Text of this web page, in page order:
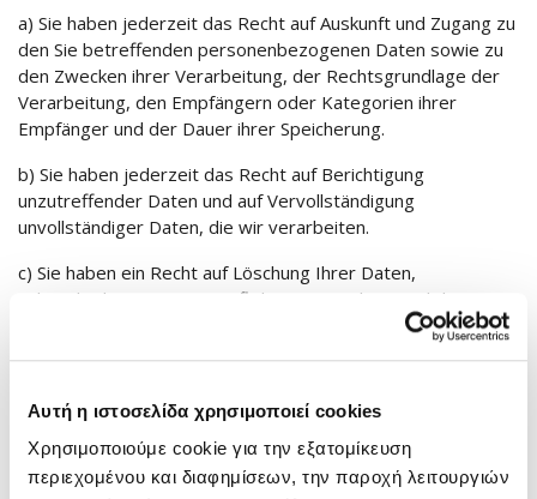
Αυτή η ιστοσελίδα χρησιμοποιεί cookies
Χρησιμοποιούμε cookie για την εξατομίκευση
περιεχομένου και διαφημίσεων, την παροχή λειτουργιών
a) Sie haben jederzeit das Recht auf Auskunft und Zugang zu
den Sie betreffenden personenbezogenen Daten sowie zu
den Zwecken ihrer Verarbeitung, der Rechtsgrundlage der
Verarbeitung, den Empfängern oder Kategorien ihrer
Empfänger und der Dauer ihrer Speicherung.
b) Sie haben jederzeit das Recht auf Berichtigung
unzutreffender Daten und auf Vervollständigung
unvollständiger Daten, die wir verarbeiten.
c) Sie haben ein Recht auf Löschung Ihrer Daten,
unbeschadet unserer Verpflichtungen und gesetzlichen
Rechte, diese für einen festgelegten Mindestzeitraum
d) Sie haben das Recht auf Einschränkung der Verarbeitung
Ihrer Daten, wenn entweder deren Richtigkeit bestritten
wird oder deren Verarbeitung rechtswidrig ist oder der